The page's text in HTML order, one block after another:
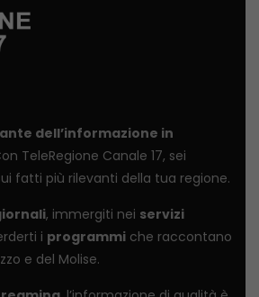
dell’informazione in
TeleRegione Canale 17, sei
fatti più rilevanti della tua regione.
, immergiti nei servizi
i programmi che raccontano
e del Molise.